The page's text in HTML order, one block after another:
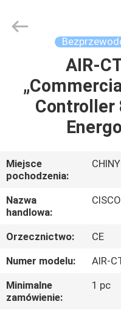
DOMU
PRODUKTY
FILMY
O
NAS
WYCIECZKA
PO
FABRYCE
AIR-
Controller
Miejsce
pochodzenia:
CHINY
Nazwa
handlowa:
CISCO
Orzecznictwo:
CE
Numer modelu:
AIR-
Minimalne
zamówienie:
1 pc